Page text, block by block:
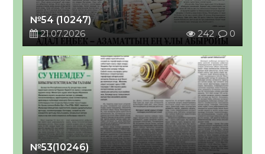
№54 (10247)
21.07.2026
242 0
№53(10246)